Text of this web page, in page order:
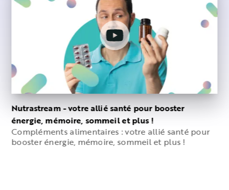
Nutrastream - votre allié santé pour booster
énergie, mémoire, sommeil et plus !
Compléments alimentaires : votre allié santé pour
booster énergie, mémoire, sommeil et plus !